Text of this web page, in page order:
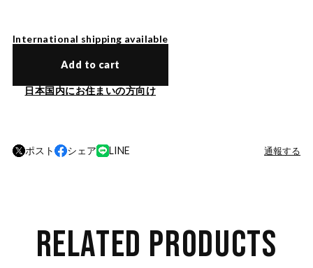
International shipping available
Add to cart
日本国内にお住まいの方向け
ポスト シェア LINE 通報する
RELATED PRODUCTS